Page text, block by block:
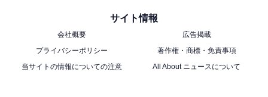
サイト情報
会社概要
広告掲載
プライバシーポリシー
著作権・商標・免責事項
当サイトの情報についての注意
All About ニュースについて